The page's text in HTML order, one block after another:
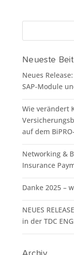
Neueste
Neues
SAP-Module
Wie verändert
auf dem
Networking &
Insurance
Danke 2025 –
NEUES
in der TDC